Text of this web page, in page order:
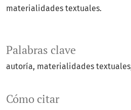
Palabras clave
autoría materialidades textuales
Cómo citar
materialidades textuales.